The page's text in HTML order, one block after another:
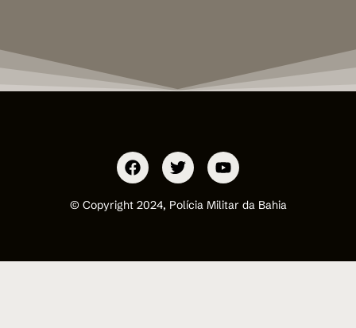
© Copyright 2024, Polícia Militar da Bahia